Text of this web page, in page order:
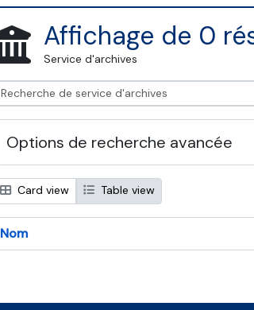
Affichage de 0
Service d'archives
Options de recherche avancée
Card view Table view
Nom